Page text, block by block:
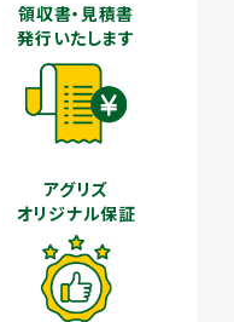
領収書・見積書
発行いたします
アグリズ
オリジナル保証